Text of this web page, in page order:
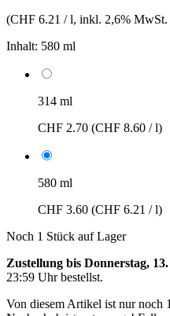
(CHF 6.21 / l, inkl. 2,6% MwSt.
Inhalt: 580 ml
314 ml
CHF 2.70 (CHF 8.60 / l)
580 ml
CHF 3.60 (CHF 6.21 / l)
Noch 1 Stück auf Lager
Zustellung bis Donnerstag,
23:59 Uhrbestellst.
Von diesem Artikel ist nur noch